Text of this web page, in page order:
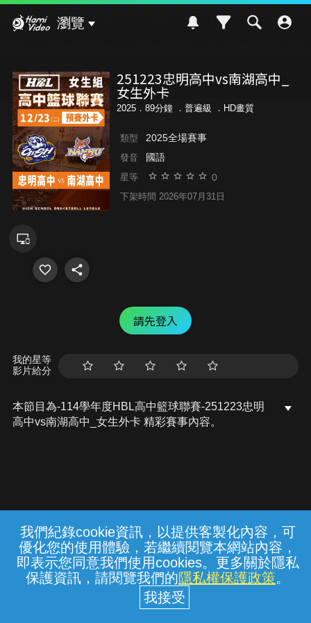
我們紀錄cookie資訊，以提供客製化內容，可
優化您的使用體驗，若繼續閱覽本網站內容，
即表示您同意我們使用cookies。更多關於隱私
保護資訊，請閱覽我們的隱私權保護政策。
瀏覽
251223忠明高中vs南湖高中_
女生外卡
2025．89分鐘 ． 普遍級 ．HD畫質
類型 2025全場賽事
發音 國語
星等 0
下架時間 2026年07月31日
請先登入
我的星等
影片給分
本節目為-114學年度HBL高中籃球聯賽-251223忠明
高中vs南湖高中_女生外卡 精彩賽事內容。
常見問題 線上客服 服務條款 隱私權保護
中華電信股份有限公司個人家庭分公司
(統一編號：96979949) © 2026
{{notifyMsg}}